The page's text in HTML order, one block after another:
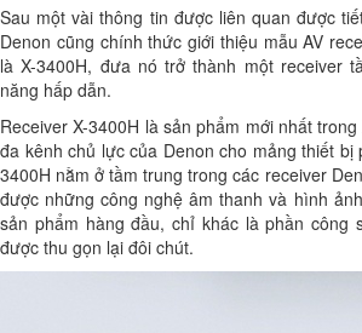
Sau một vài thông tin được liên quan được
Denon cũng chính thức giới thiệu mẫu AV
là X-3400H, đưa nó trở thành một receiver
năng hấp dẫn.
Receiver X-3400H là sản phẩm mới nhất
đa kênh chủ lực của Denon cho mảng thiết bị
3400H nằm ở tầm trung trong các receiver
được những công nghệ âm thanh và hình
sản phẩm hàng đầu, chỉ khác là phần công
được thu gọn lại đôi chút.